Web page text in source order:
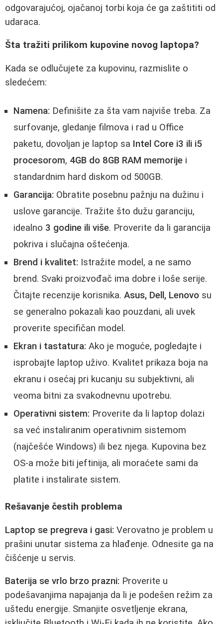
odgovarajućoj, ojačanoj torbi koja će ga zaštititi od
udaraca.
Šta tražiti prilikom kupovine novog laptopa?
Kada se odlučujete za kupovinu, razmislite o
sledećem:
Namena: Definišite za šta vam najviše treba. Za
surfovanje, gledanje filmova i rad u Office
paketu, dovoljan je laptop sa Intel Core i3 ili i5
procesorom, 4GB do 8GB RAM memorije i
standardnim hard diskom od 500GB.
Garancija: Obratite posebnu pažnju na dužinu i
uslove garancije. Tražite što dužu garanciju,
idealno 3 godine ili više. Proverite da li garancija
pokriva i slučajna oštećenja.
Brend i kvalitet: Istražite model, a ne samo
brend. Svaki proizvođač ima dobre i loše serije.
Čitajte recenzije korisnika. Asus, Dell, Lenovo su
se generalno pokazali kao pouzdani, ali uvek
proverite specifičan model.
Ekran i tastatura: Ako je moguće, pogledajte i
isprobajte laptop uživo. Kvalitet prikaza boja na
ekranu i osećaj pri kucanju su subjektivni, ali
veoma bitni za svakodnevnu upotrebu.
Operativni sistem: Proverite da li laptop dolazi
sa već instaliranim operativnim sistemom
(najčešće Windows) ili bez njega. Kupovina bez
OS-a može biti jeftinija, ali moraćete sami da
platite i instalirate sistem.
Rešavanje čestih problema
Laptop se pregreva i gasi: Verovatno je problem u
prašini unutar sistema za hlađenje. Odnesite ga na
čišćenje u servis.
Baterija se vrlo brzo prazni: Proverite u
podešavanjima napajanja da li je podešen režim za
uštedu energije. Smanjite osvetljenje ekrana,